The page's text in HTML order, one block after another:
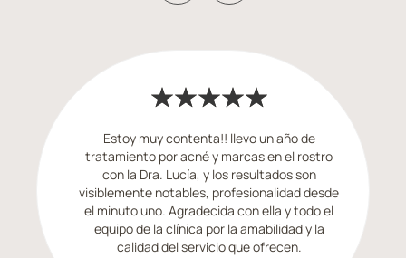
Estoy muy contenta!! llevo un año de
tratamiento por acné y marcas en el rostro
con la Dra. Lucía, y los resultados son
visiblemente notables, profesionalidad desde
el minuto uno. Agradecida con ella y todo el
equipo de la clínica por la amabilidad y la
calidad del servicio que ofrecen.